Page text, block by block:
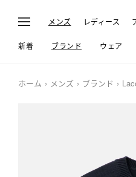
メンズ レディース
新着 ブランド ウェア
ホーム メンズ ブランド